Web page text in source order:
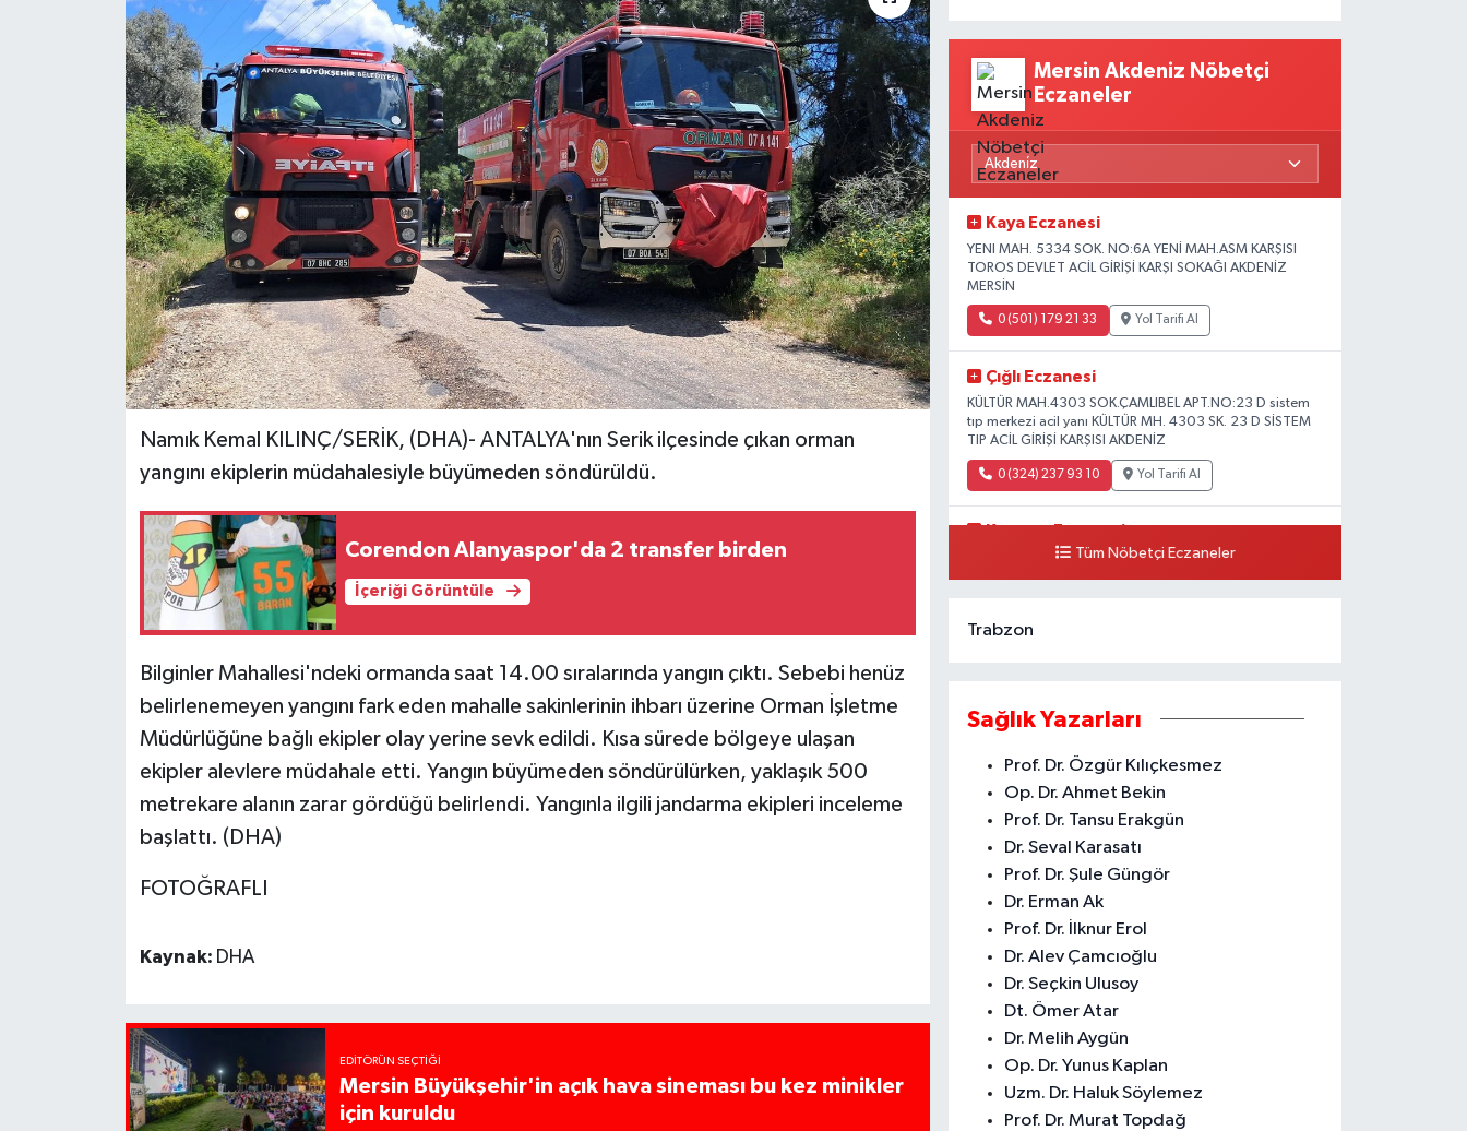
Namık Kemal KILINÇ/SERİK, (DHA)- ANTALYA'nın Serik ilçesinde çıkan orman
yangını ekiplerin müdahalesiyle büyümeden söndürüldü.
Corendon Alanyaspor'da 2 transfer birden
İçeriği Görüntüle
Bilginler Mahallesi'ndeki ormanda saat 14.00 sıralarında yangın çıktı. Sebebi henüz
belirlenemeyen yangını fark eden mahalle sakinlerinin ihbarı üzerine Orman İşletme
Müdürlüğüne bağlı ekipler olay yerine sevk edildi. Kısa sürede bölgeye ulaşan
ekipler alevlere müdahale etti. Yangın büyümeden söndürülürken, yaklaşık 500
metrekare alanın zarar gördüğü belirlendi. Yangınla ilgili jandarma ekipleri inceleme
başlattı. (DHA)
FOTOĞRAFLI
Kaynak: DHA
EDITÖRÜN SEÇTIĞI
Mersin Büyükşehir'in açık hava sineması bu kez minikler
için kuruldu
Mersin Akdeniz Nöbetçi
Eczaneler
Kaya Eczanesi
YENI MAH. 5334 SOK. NO:6A YENİ MAH.ASM KARŞISI
TOROS DEVLET ACİL GİRİŞİ KARŞI SOKAĞI AKDENİZ
MERSİN
0 (501) 179 21 33 Yol Tarifi Al
Çığlı Eczanesi
KÜLTÜR MAH.4303 SOK.ÇAMLIBEL APT.NO:23 D sistem
tıp merkezi acil yanı KÜLTÜR MH. 4303 SK. 23 D SİSTEM
TIP ACİL GİRİŞİ KARŞISI AKDENİZ
0 (324) 237 93 10 Yol Tarifi Al
İHSANİYE MH. KUVAİ MİLLİYE CD. NO.159 A ESKİ DEVLET
HASTANESİ KARŞISI AKDENİZ
Tüm Nöbetçi Eczaneler
Trabzon
Sağlık Yazarları
Prof. Dr. Özgür Kılıçkesmez
Op. Dr. Ahmet Bekin
Prof. Dr. Tansu Erakgün
Dr. Seval Karasatı
Prof. Dr. Şule Güngör
Dr. Erman Ak
Prof. Dr. İlknur Erol
Dr. Alev Çamcıoğlu
Dr. Seçkin Ulusoy
Dt. Ömer Atar
Dr. Melih Aygün
Op. Dr. Yunus Kaplan
Uzm. Dr. Haluk Söylemez
Prof. Dr. Murat Topdağ